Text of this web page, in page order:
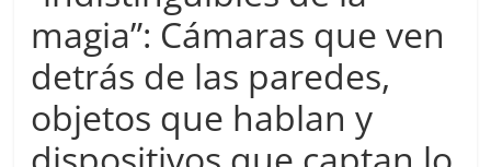
Do
more.
more.
magia”: Cámaras que ven
detrás de las paredes,
objetos que hablan y